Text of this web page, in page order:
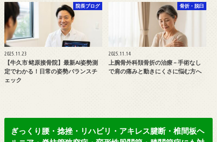
院長ブログ
2025.11.23
【牛久市 蛯原接骨院】最新AI姿勢測
定でわかる！日常の姿勢バランスチ
ェック
骨折・脱臼
2025.11.14
上腕骨外科頚骨折の治療 – 手術なし
で肩の痛みと動きにくさに悩む方へ
ぎっくり腰・捻挫・リハビリ・アキレス腱断・椎間板ヘ